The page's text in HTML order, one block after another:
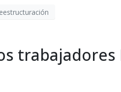
trabajadores